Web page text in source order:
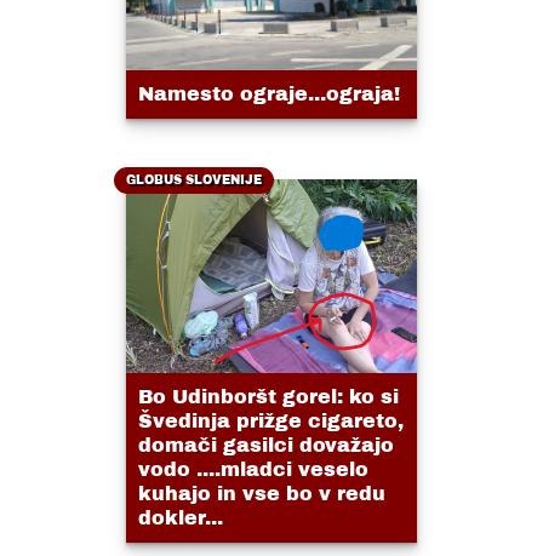
Namesto ograje...ograja!
GLOBUS SLOVENIJE
Bo Udinboršt gorel: ko si
Švedinja prižge cigareto,
domači gasilci dovažajo
vodo ....mladci veselo
kuhajo in vse bo v redu
dokler...